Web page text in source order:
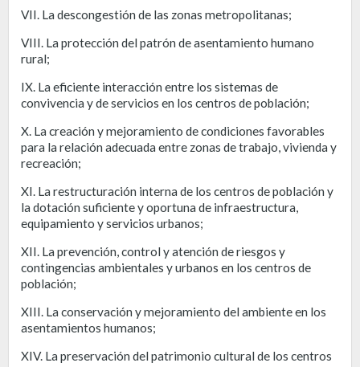
VII. La descongestión de las zonas metropolitanas;
VIII. La protección del patrón de asentamiento humano
rural;
IX. La eficiente interacción entre los sistemas de
convivencia y de servicios en los centros de población;
X. La creación y mejoramiento de condiciones favorables
para la relación adecuada entre zonas de trabajo, vivienda y
recreación;
XI. La restructuración interna de los centros de población y
la dotación suficiente y oportuna de infraestructura,
equipamiento y servicios urbanos;
XII. La prevención, control y atención de riesgos y
contingencias ambientales y urbanos en los centros de
población;
XIII. La conservación y mejoramiento del ambiente en los
asentamientos humanos;
XIV. La preservación del patrimonio cultural de los centros